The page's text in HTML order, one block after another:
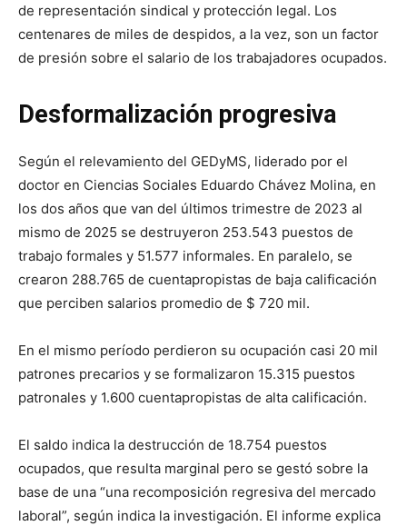
de representación sindical y protección legal. Los
centenares de miles de despidos, a la vez, son un factor
de presión sobre el salario de los trabajadores ocupados.
Desformalización progresiva
Según el relevamiento del GEDyMS, liderado por el
doctor en Ciencias Sociales Eduardo Chávez Molina, en
los dos años que van del últimos trimestre de 2023 al
mismo de 2025 se destruyeron 253.543 puestos de
trabajo formales y 51.577 informales. En paralelo, se
crearon 288.765 de cuentapropistas de baja calificación
que perciben salarios promedio de $ 720 mil.
En el mismo período perdieron su ocupación casi 20 mil
patrones precarios y se formalizaron 15.315 puestos
patronales y 1.600 cuentapropistas de alta calificación.
El saldo indica la destrucción de 18.754 puestos
ocupados, que resulta marginal pero se gestó sobre la
base de una “una recomposición regresiva del mercado
laboral”, según indica la investigación. El informe explica